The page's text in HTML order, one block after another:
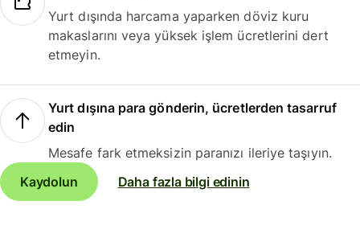
Yurt dışında harcama yaparken döviz kuru
makaslarını veya yüksek işlem ücretlerini dert
etmeyin.
Yurt dışına para gönderin, ücretlerden tasarruf
edin
Mesafe fark etmeksizin paranızı ileriye taşıyın.
Kaydolun
Daha fazla bilgi edinin